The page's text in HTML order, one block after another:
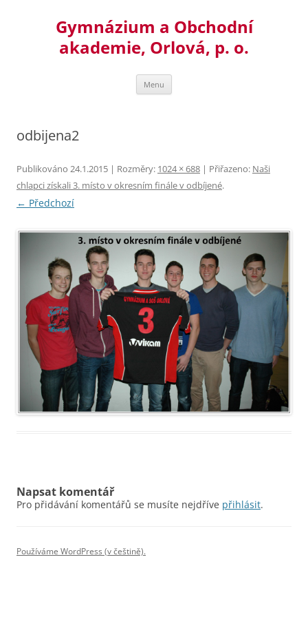
Gymnázium a Obchodní
akademie, Orlová, p. o.
Menu
odbijena2
Publikováno 24.1.2015 | Rozměry: 1024 × 688 | Přiřazeno: Naši
chlapci získali 3. místo v okresním finále v odbíjené.
← Předchozí
Napsat komentář
Pro přidávání komentářů se musíte nejdříve přihlásit.
Používáme WordPress (v češtině).